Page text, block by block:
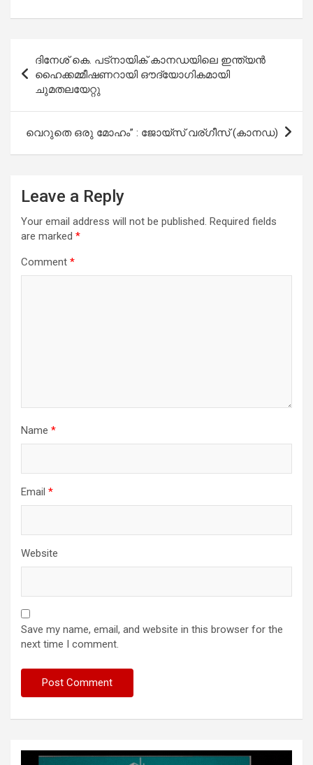
navigation
ദിനേശ് കെ. പട്നായിക് കാനഡയിലെ ഇന്ത്യൻ
ഹൈക്കമ്മീഷണറായി ഔദ്യോഗികമായി
ചുമതലയേറ്റു
വെറുതെ ഒരു മോഹം” : ജോയ്‌സ് വര്ഗീസ് (കാനഡ)
Leave a Reply
Your email address will not be published. Required fields
are marked *
Comment *
Name *
Email *
Website
Save my name, email, and website in this browser for the
next time I comment.